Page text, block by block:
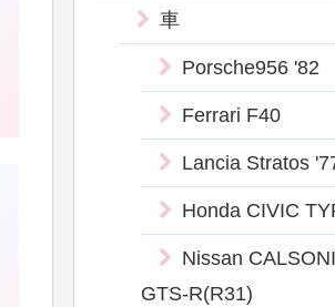
車
Porsche956 '82
Ferrari F40
Lancia Stratos
Honda CIVIC
Nissan
GTS-R(R31)